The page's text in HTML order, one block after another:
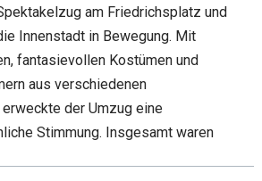
am Friedrichsplatz und
Innenstadt in Bewegung. Mit
fantasievollen Kostümen und
aus verschiedenen
der Umzug eine
Stimmung. Insgesamt waren